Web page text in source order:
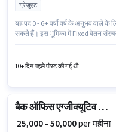
ग्रेजुएट
यह पद 0 - 6+ वर्षो वर्ष के अनुभव वाले के
सकते हैं। इस भूमिका में Fixed वेतन
पास ग्रेजुएट डिग्री/सर्टिफिकेट होना
10+ दिन पहले पोस्ट की गई थी
बैक ऑफिस एग्जीक्यूटिव असिस्टेंट
₹ 25,000 - 50,000per महीना